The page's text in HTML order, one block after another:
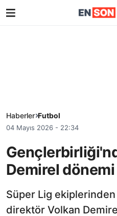
Haberler Futbol
04 Mayıs 2026 - 22:34
Demirel
Süper Lig
direktör Volkan